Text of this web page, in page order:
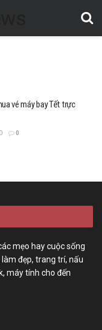
vé máy bay Tết trực
0
mẹo hay cuộc sống
đẹp, trang trí, nấu
máy tính cho đến